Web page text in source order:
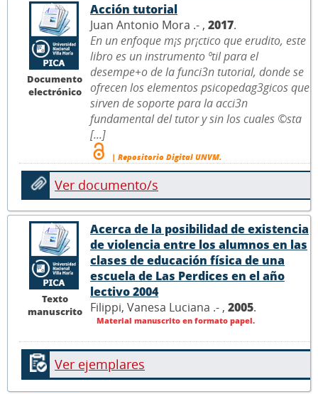
Documento
electrónico
Acción tutorial
Juan Antonio Mora .- , 2017.
En un enfoque m¡s pr¡ctico que erudito, este
libro es un instrumento ºtil para el
desempe+o de la funci3n tutorial, donde se
ofrecen los elementos psicopedag3gicos que
sirven de soporte para la acci3n
fundamental del tutor y sin los cuales ©sta
[...]
| Repositorio Digital UNVM.
Ver documento/s
Texto
manuscrito
Acerca de la posibilidad de existencia
de violencia entre los alumnos en las
clases de educación física de una
escuela de Las Perdices en el año
lectivo 2004
Filippi, Vanesa Luciana .- , 2005.
Material manuscrito en formato papel.
Ver ejemplares